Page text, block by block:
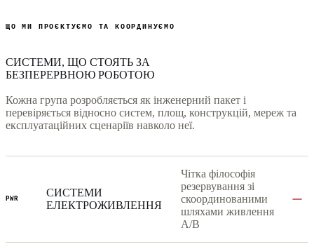
ЩО МИ ПРОЄКТУЄМО ТА КООРДИНУЄМО
СИСТЕМИ, ЩО СТОЯТЬ ЗА
БЕЗПЕРЕРВНОЮ РОБОТОЮ
Кожна група розробляється як інженерний пакет і
перевіряється відносно систем, площ, конструкцій, мереж та
експлуатаційних сценаріїв навколо неї.
PWR
СИСТЕМИ
ЕЛЕКТРОЖИВЛЕННЯ
Чітка філософія
резервування зі
скоординованими
шляхами живлення
A/B